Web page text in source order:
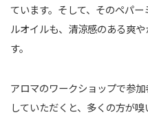
ています。そして、そのペパ
ルオイルも、清涼感のある爽
す。
アロマのワークショップで参
していただくと、多くの方が